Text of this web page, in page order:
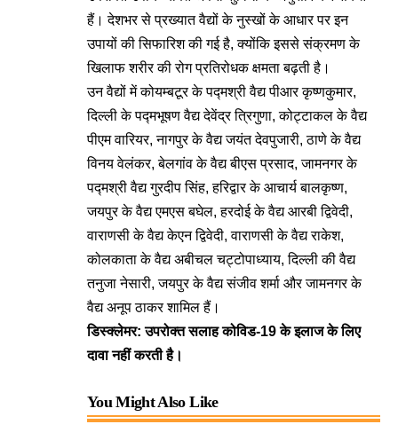
हैं। देशभर से प्रख्यात वैद्यों के नुस्‍खों के आधार पर इन
उपायों की सिफारिश की गई है, क्योंकि इससे संक्रमण के
खिलाफ शरीर की रोग प्रतिरोधक क्षमता बढ़ती है।
उन वैद्यों में कोयम्‍बटूर के पद्मश्री वैद्य पीआर कृष्णकुमार,
दिल्‍ली के पद्मभूषण वैद्य देवेंद्र त्रिगुणा, कोट्टाकल के वैद्य
पीएम वारियर, नागपुर के वैद्य जयंत देवपुजारी, ठाणे के वैद्य
विनय वेलंकर, बेलगांव के वैद्य बीएस प्रसाद, जामनगर के
पद्मश्री वैद्य गुरदीप सिंह, हरिद्वार के आचार्य बालकृष्ण,
जयपुर के वैद्य एमएस बघेल, हरदोई के वैद्य आरबी द्विवेदी,
वाराणसी के वैद्य केएन द्विवेदी, वाराणसी के वैद्य राकेश,
कोलकाता के वैद्य अबीचल चट्टोपाध्याय, दिल्‍ली की वैद्य
तनुजा नेसारी, जयपुर के वैद्य संजीव शर्मा और जामनगर के
वैद्य अनूप ठाकर शामिल हैं।
डिस्‍क्‍लेमर: उपरोक्त सलाह कोविड-19 के इलाज के लिए
दावा नहीं करती है।
You Might Also Like